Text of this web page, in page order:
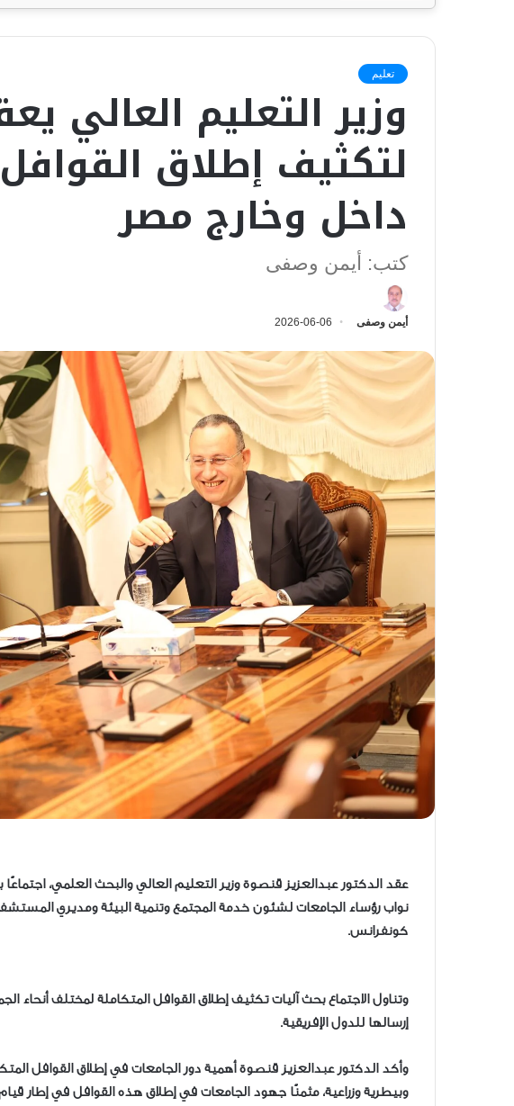
تعليم
وزير التعليم العالي
لتكثيف إطلاق
داخل وخارج مصر
كتب: أيمن وصفى
أيمن وصفى 2026-06-06
عقد الدكتور عبدالعزيز قنصوة وزير التعليم العالي والبحث العلمي،
نواب رؤساء الجامعات لشئون خدمة المجتمع وتنمية البيئة ومديري
كونفرانس.
وتناول الاجتماع بحث آليات تكثيف إطلاق القوافل المتكاملة لمختلف أنحاء
إرسالها للدول الإفريقية.
وأكد الدكتور عبدالعزيز قنصوة أهمية دور الجامعات في إطلاق القوافل
وبيطرية وزراعية، مثمنًا جهود الجامعات في إطلاق هذه القوافل في إطار